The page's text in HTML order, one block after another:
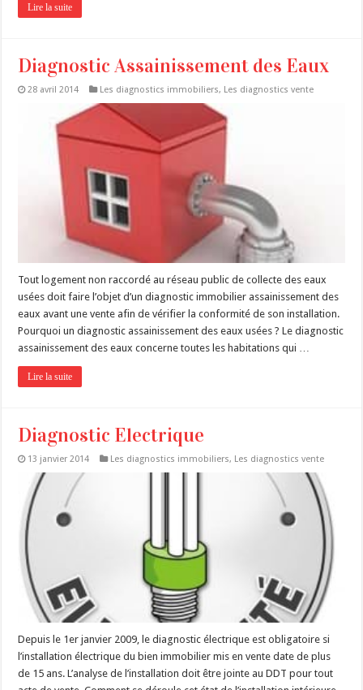
Lire la suite
Diagnostic Assainissement des Eaux
28 avril 2014 Les diagnostics immobiliers, Les diagnostics vente
Tout logement non raccordé au réseau public de collecte des eaux
usées doit faire l’objet d’un diagnostic immobilier assainissement des
eaux avant une vente afin de vérifier la conformité de son installation.
Pourquoi un diagnostic assainissement des eaux usées ? Le diagnostic
assainissement des eaux concerne toutes les habitations qui …
Lire la suite
Diagnostic Electrique
13 janvier 2014 Les diagnostics immobiliers, Les diagnostics vente
Depuis le 1er janvier 2009, le diagnostic électrique est obligatoire si
l’installation électrique du bien immobilier mis en vente date de plus
de 15 ans. L’analyse de l’installation doit être jointe au DDT pour tout